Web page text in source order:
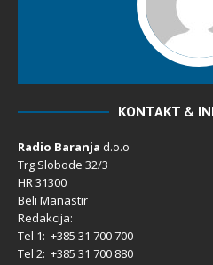
KONTAKT &
Radio Baranja d.o.o
Trg Slobode 32/3
HR 31300
Beli Manastir
Redakcija:
Tel 1: +385 31 700 700
Tel 2: +385 31 700 880